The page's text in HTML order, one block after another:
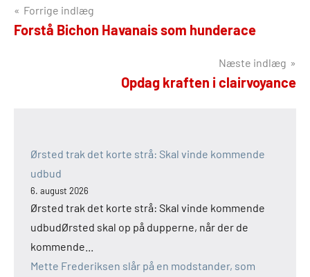
Indlægsnavigation
Forrige indlæg
Forstå Bichon Havanais som hunderace
Næste indlæg
Opdag kraften i clairvoyance
Ørsted trak det korte strå: Skal vinde kommende
udbud
6. august 2026
Ørsted trak det korte strå: Skal vinde kommende
udbudØrsted skal op på dupperne, når der de
kommende...
Mette Frederiksen slår på en modstander, som